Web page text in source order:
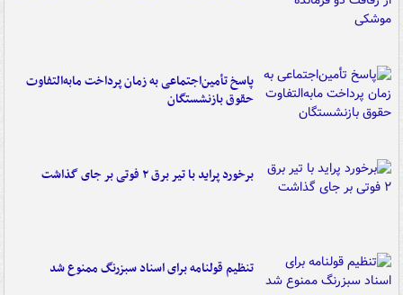
پاسخ تأمین‌اجتماعی به زمان پرداخت مابه‌التفاوت
حقوق بازنشستگان
برخورد پراید با تیر برق ۲ فوتی بر جای گذاشت
تنظیم قولنامه برای اسناد سبزرنگ ممنوع شد